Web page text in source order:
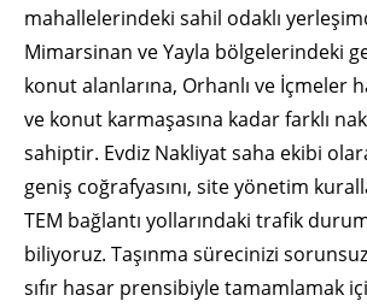
mahallelerindeki sahil odaklı
Mimarsinan ve Yayla bölgelerindeki
konut alanlarına, Orhanlı ve İçmeler
ve konut karmaşasına kadar farklı
sahiptir. Evdiz Nakliyat saha ekibi
geniş coğrafyasını, site yönetim
TEM bağlantı yollarındaki trafik
biliyoruz. Taşınma sürecinizi
sıfır hasar prensibiyle tamamlamak